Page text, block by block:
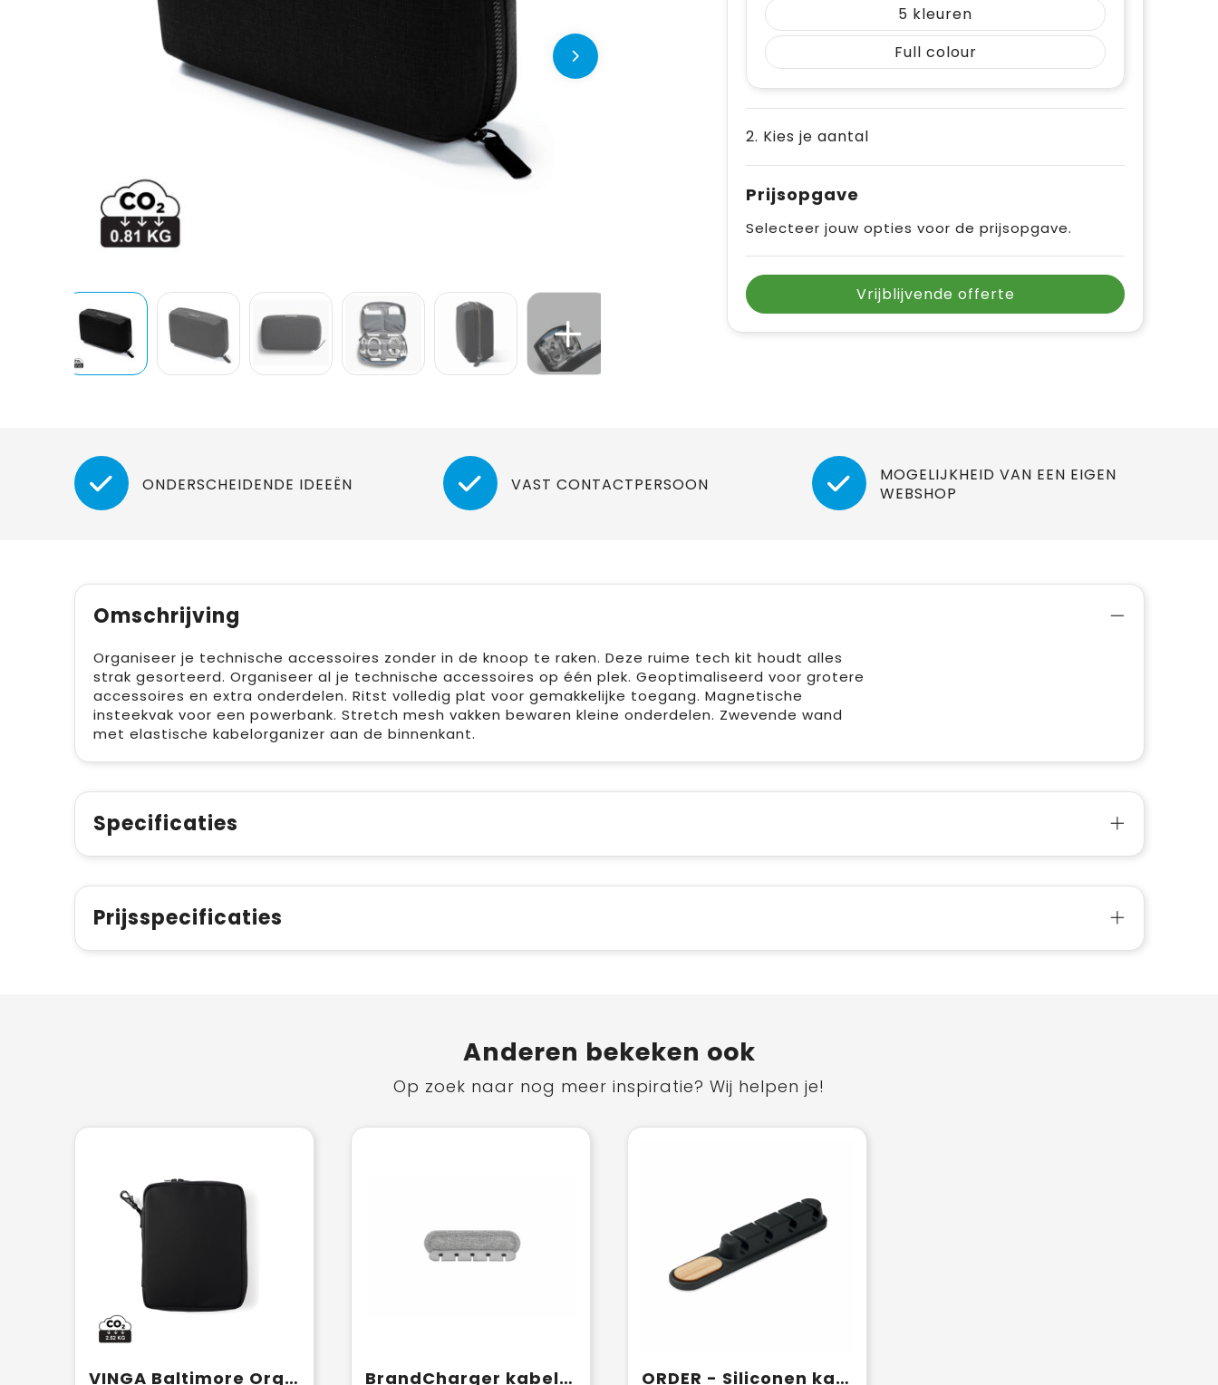
5
Full colour
2. Kies je aantal
Prijsopgave
Selecteer jouw opties voor de prijsopgave.
Vrijblijvende offerte
ONDERSCHEIDENDE IDEEËN VAST CONTACTPERSOON
MOGELIJKHEID VAN EEN EIGEN
WEBSHOP
Omschrijving
Organiseer je technische accessoires zonder in de knoop te raken. Deze ruime tech kit houdt alles
strak gesorteerd. Organiseer al je technische accessoires op één plek. Geoptimaliseerd voor grotere
accessoires en extra onderdelen. Ritst volledig plat voor gemakkelijke toegang. Magnetische
insteekvak voor een powerbank. Stretch mesh vakken bewaren kleine onderdelen. Zwevende wand
met elastische kabelorganizer aan de binnenkant.
Specificaties
Prijsspecificaties
Anderen bekeken ook
Op zoek naar nog meer inspiratie? Wij helpen je!
VINGA Baltimore Organizer BrandCharger kabelhouder Cabledock ORDER - Siliconen kabelorganizer